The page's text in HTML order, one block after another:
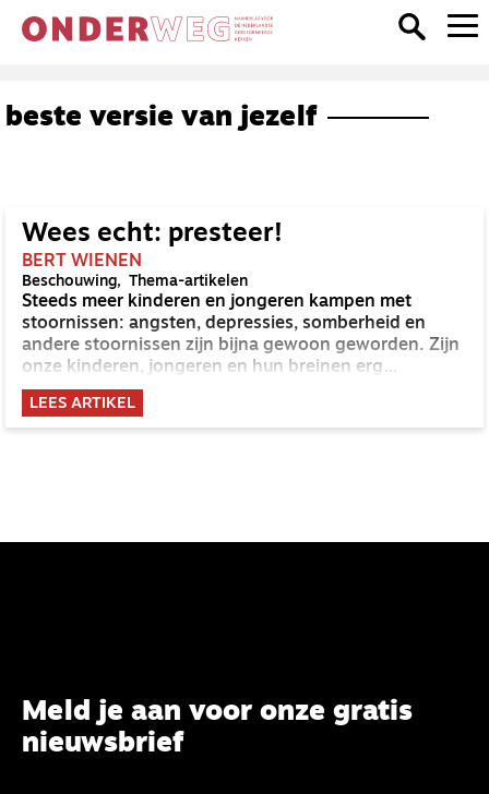
beste versie van jezelf
Wees echt: presteer!
BERT WIENEN
Beschouwing Thema-artikelen
Steeds meer kinderen en jongeren kampen met
stoornissen: angsten, depressies, somberheid en
andere stoornissen zijn bijna gewoon geworden. Zijn
onze kinderen, jongeren en hun breinen erg
veranderd?
LEES ARTIKEL
Meld je aan voor onze gratis
nieuwsbrief